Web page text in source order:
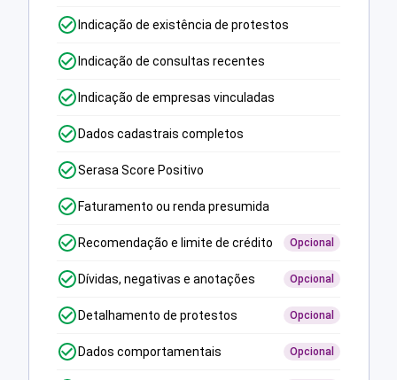
Indicação de existência de protestos
Indicação de consultas recentes
Indicação de empresas vinculadas
Dados cadastrais completos
Serasa Score Positivo
Faturamento ou renda presumida
Recomendação e limite de crédito Opcional
Dívidas, negativas e anotações Opcional
Detalhamento de protestos Opcional
Dados comportamentais Opcional